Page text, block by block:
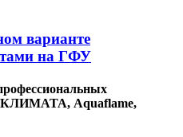
варианте
на ГФУ
КЛИМАТА, Aquaflame,